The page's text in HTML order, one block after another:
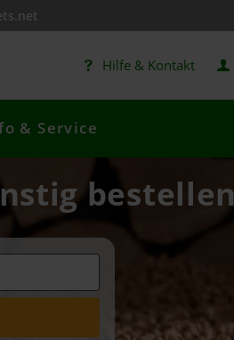
Hilfe & Kontakt
& Service
bestellen